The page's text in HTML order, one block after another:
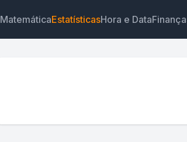
MatemáticaEstatísticasHora e Data